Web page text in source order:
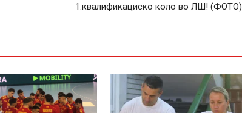
1.квалификациско коло во ЛШ! (ФОТО)